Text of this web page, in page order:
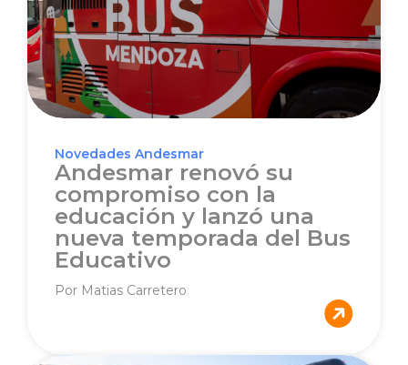
Novedades Andesmar
Andesmar renovó su
compromiso con la
educación y lanzó una
nueva temporada del Bus
Educativo
Por Matias Carretero